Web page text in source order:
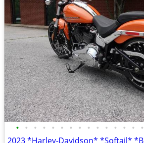
• • • • • • • • • • • • • • •